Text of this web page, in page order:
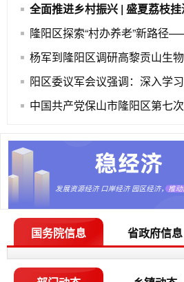
杨军到隆阳区调研高黎贡山生
中国共产党保山市隆阳区第七
国务院信息 省政府信息